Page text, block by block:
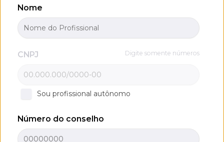
Nome
CNPJ Digite somente números
Sou profissional autônomo
Número do conselho